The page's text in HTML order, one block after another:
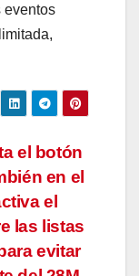
eventos
el botón
en el
el
las listas
evitar